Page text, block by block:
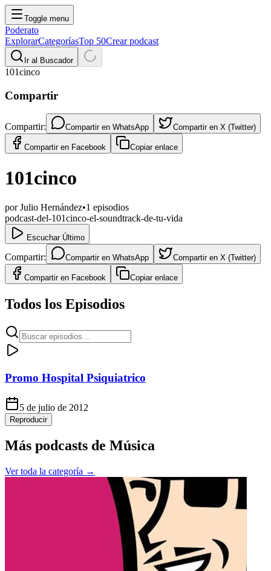
Toggle menu
Poderato
ExplorarCategoríasTop 50Crear podcast
Ir al Buscador
101cinco
Compartir
Compartir: Compartir en WhatsApp Compartir en X (Twitter)
Compartir en Facebook Copiar enlace
101cinco
porJulio Hernández•1 episodios
podcast-del-101cinco-el-soundtrack-de-tu-vida
Escuchar Último
Compartir: Compartir en WhatsApp Compartir en X (Twitter)
Compartir en Facebook Copiar enlace
Todos los Episodios
Promo Hospital Psiquiatrico
5 de julio de 2012
Reproducir
Más podcasts de Música
Ver toda la categoría →